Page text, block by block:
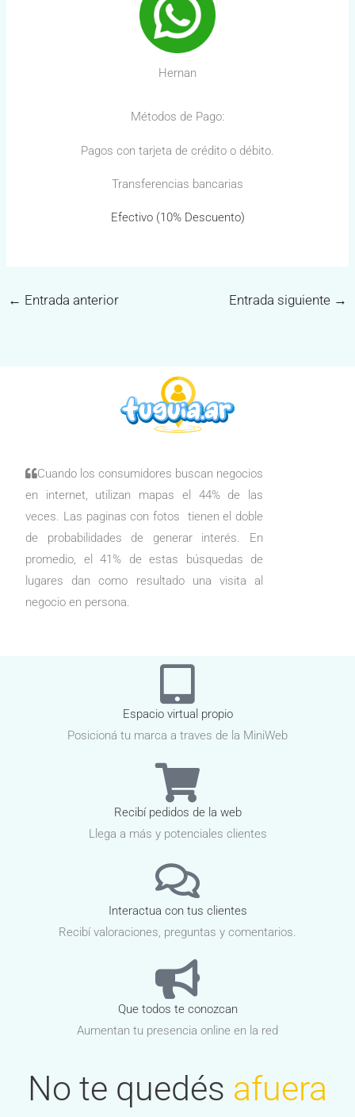
Hernan
Métodos de Pago:
Pagos con tarjeta de crédito o débito.
Transferencias bancarias
Efectivo (10% Descuento)
← Entrada anterior Entrada siguiente →
Cuando los consumidores buscan negocios
en internet, utilizan mapas el 44% de las
veces. Las paginas con fotos tienen el doble
de probabilidades de generar interés. En
promedio, el 41% de estas búsquedas de
lugares dan como resultado una visita al
negocio en persona.
Espacio virtual propio
Posicioná tu marca a traves de la MiniWeb
Recibí pedidos de la web
Llega a más y potenciales clientes
Interactua con tus clientes
Recibí valoraciones, preguntas y comentarios.
Que todos te conozcan
Aumentan tu presencia online en la red
No te quedés afuera